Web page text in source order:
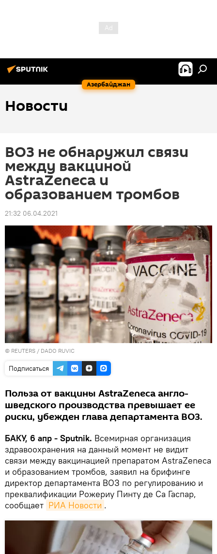
Азербайджан
Новости
ВОЗ не обнаружил связи
между вакциной
AstraZeneca и
образованием тромбов
21:32 06.04.2021
© REUTERS / DADO RUVIC
Подписаться
Польза от вакцины AstraZeneca англо-
шведского производства превышает ее
риски, убежден глава департамента ВОЗ.
БАКУ, 6 апр - Sputnik. Всемирная организация
здравоохранения на данный момент не видит
связи между вакцинацией препаратом AstraZeneca
и образованием тромбов, заявил на брифинге
директор департамента ВОЗ по регулированию и
преквалификации Рожериу Пинту де Са Гаспар,
сообщает РИА Новости .